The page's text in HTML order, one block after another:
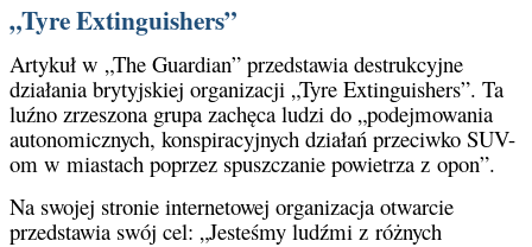
„Tyre Extinguishers”
Artykuł w „The Guardian” przedstawia destrukcyjne
działania brytyjskiej organizacji „Tyre Extinguishers”. Ta
luźno zrzeszona grupa zachęca ludzi do „podejmowania
autonomicznych, konspiracyjnych działań przeciwko SUV-
om w miastach poprzez spuszczanie powietrza z opon”.
Na swojej stronie internetowej organizacja otwarcie
przedstawia swój cel: „Jesteśmy ludźmi z różnych